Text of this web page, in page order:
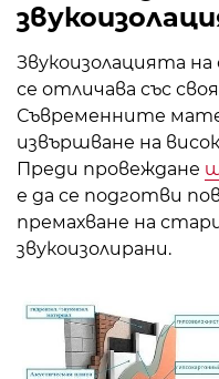
Звукоизолацията
се отличава със
Съвременните
извършване на
Преди провеждане
е да се подготви
премахване на
звукоизолирани.